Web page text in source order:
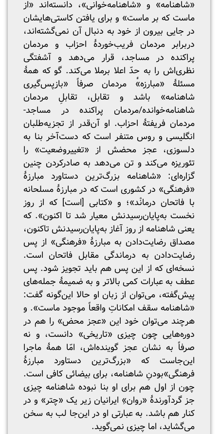
«شاهنامه» و «شاهنامه‌خوانی»، دانسته‌اند «از
ماست که بر ماست» و برای یافتن کاستی‌هایشان
در جایی بیرون از خود به دنبال آن نمی‌گشته‌اند،
دربرابر مردمان فریب‌خوردهٔ احزاب و مردمان
پراکنده در مساجد، قرار می‌دهد و آشفتگی
نظری‌اش را به حدّ اعلا برملا می‌کند. گو که همهٔ
مسئلهٔ «مبارزه»ٔ مردمان صرفاً «بازپس‌گیری
شاهنامه» باشد و تقابل، تقابلِ مردمان
شاهنامه‌خوانده/مردمان پراکنده در مساجد-
مردمان فریفتهٔ احزاب. او آن‌قدر از تجزیه‌طلبان
انگلیسی و روس متنفر است که دست‌آخر بنا به
دلسوزی، عجز محضش از «تغییروضعیت» را
تئوریزه می‌کند و تن می‌دهد به صادرکردن چنین
گزاره‌ای: «شاهنامه بزرگ‌ترین دستاورد مبارزهٔ
«فرهنگی» در کشوری است که در مبارزهٔ مسلحانه
با فاتحان درمانْد»؛ و «کتابی [است] که از روز
نخست به‌پایان‌رسیدنش معیار شد تا اکنون». که
یعنی شاهنامه از روز آغاز به‌پایان‌رسیدنش تاکنون،
مصداق رضایت‌دادن به مبارزهٔ «فرهنگی» از پس
رضایت‌دادن به درماندگی‌ مقابل فاتحان است.
نسخه‌ای که از این پس هم باید تجویز شود. پس
عطف به عبارات کمی بالاتر و به ضمیمهٔ جمله‌های
پیش‌گفته، می‌توان از زبان او حالا این‌گونه گفت:
«شاهنامه سقف امکاناتِ واقعاً موجود ماست». و
هرچند می‌توان خود این «عجز محض» را هم در
دوره‌هایی چون چیزی «تاریخی» دانست، و نه
صرفاً به نشان عجز گوینده‌اش، امّا همهٔ ماجرا
این‌جاست که «بزرگ‌ترین دستاورد مبارزهٔ
فرهنگی»‌بودنِ شاهنامه، برای بیضائی کافی است.
چون از اول هم برای او بنا نبوده شاهنامه چیزی
جز گردآورندهٔ «روان»ِ ایرانیان زیر یک «چتر» و در
کنار هم باشد. به عبارتی او در این‌جا لب به سخن
می‌گشاید، اما چیزی نمی‌گوید.